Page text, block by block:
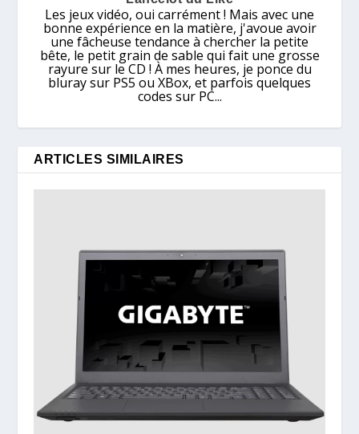
Les jeux vidéo, oui carrément ! Mais avec une
bonne expérience en la matière, j'avoue avoir
une fâcheuse tendance à chercher la petite
bête, le petit grain de sable qui fait une grosse
rayure sur le CD ! À mes heures, je ponce du
bluray sur PS5 ou XBox, et parfois quelques
codes sur PC...
ARTICLES SIMILAIRES